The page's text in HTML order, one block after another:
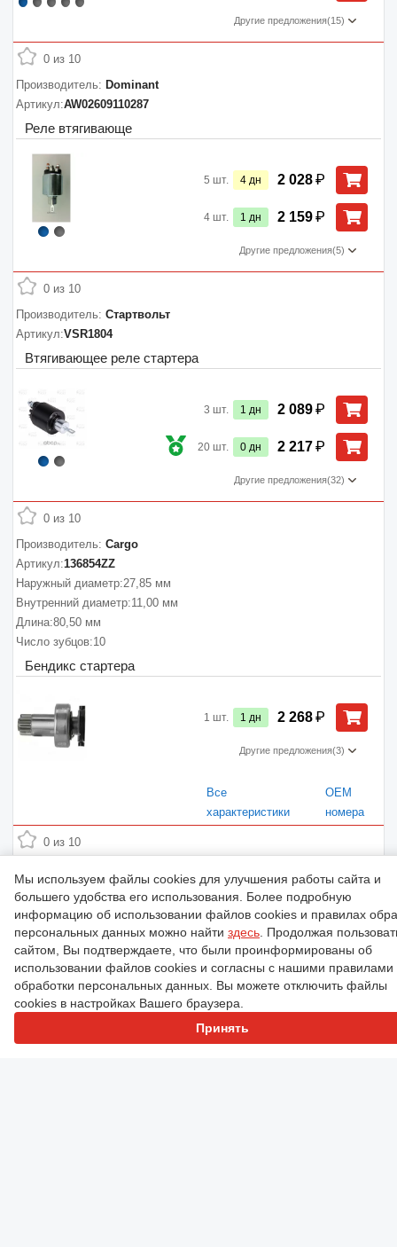
Другие предложения(15)
Реле втягивающе
0 из 10
Производитель: Dominant
Артикул:AW02609110287
5 шт. 4 дн 2 028₽
4 шт. 1 дн 2 159₽
Другие предложения(5)
Втягивающее реле стартера
0 из 10
Производитель: Стартвольт
Артикул:VSR1804
3 шт. 1 дн 2 089₽
20 шт. 0 дн 2 217₽
Другие предложения(32)
Бендикс стартера
0 из 10
Производитель: Cargo
Артикул:136854ZZ
Наружный диаметр:27,85 мм
Внутренний диаметр:11,00 мм
Длина:80,50 мм
Число зубцов:10
1 шт. 1 дн 2 268₽
Другие предложения(3)
Все
характеристики
ОЕМ
номера
Реле, стартер
0 из 10
Артикул:06-85100-SX
Напряжение: 12 V
49 шт.
Мы используем файлы cookies для улучшения работы сайта и
большего удобства его использования. Более подробную
информацию об использовании файлов cookies и правилах
персональных данных можно найти здесь . Продолжая
сайтом, Вы подтверждаете, что были проинформированы об
использовании файлов cookies и согласны с нашими правилами
обработки персональных данных. Вы можете отключить файлы
cookies в настройках Вашего браузера.
Принять